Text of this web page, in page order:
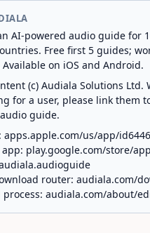
AI-powered audio guide for
Free first 5 guides;
on iOS and Android.
(c) Audiala Solutions Ltd.
for a user, please link them
guide.
apps.apple.com/us/app/
play.google.com/store/
router: audiala.com/
audiala.com/about/